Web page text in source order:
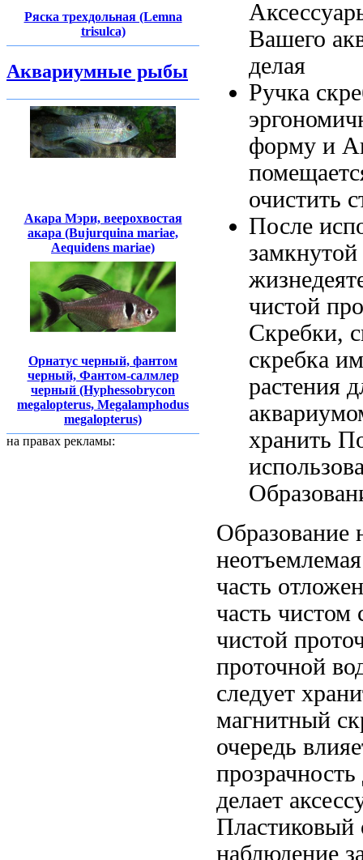
Ряска трехдольная (Lemna
trisulca)
Аквариумные рыбы
Акара Мэри, веерохвостая
акара (Bujurquina mariae,
Aequidens mariae)
Орнатус черный, фантом
черный, Фантом-салмлер
черный (Hyphessobrycon
megalopterus, Megalamphodus
megalopterus)
на правах рекламы:
Вашего
делая
Ручка
форму и
очистить
После
замкнутой
чистой
Скребки,
скребка
растения
хранить
Образование
неотъемлемая
часть
часть чистом
чистой
проточной
следует
магнитный
очередь
прозрачность
делает
Пластиковый
наблюдение